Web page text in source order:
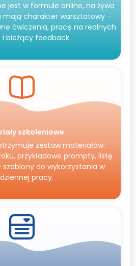
jest w formule online, na żywo
mają charakter warsztatowy –
ćwiczenia, pracę na realnych
bieżący feedback.
szkoleniowe
zestaw materiałów:
przykładowe prompty, listę
do wykorzystania w
pracy.